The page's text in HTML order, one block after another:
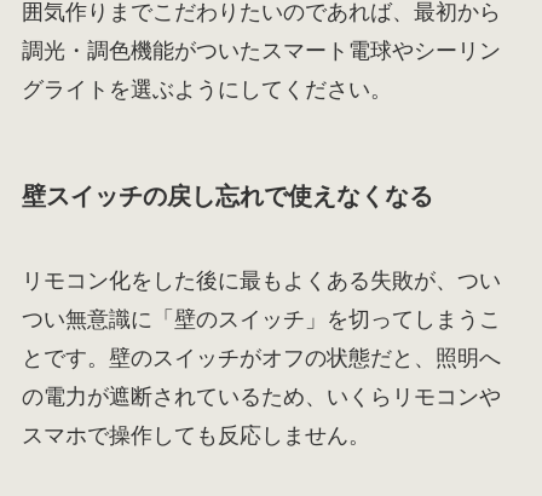
囲気作りまでこだわりたいのであれば、最初から
調光・調色機能がついたスマート電球やシーリン
グライトを選ぶようにしてください。
壁スイッチの戻し忘れで使えなくなる
リモコン化をした後に最もよくある失敗が、つい
つい無意識に「壁のスイッチ」を切ってしまうこ
とです。壁のスイッチがオフの状態だと、照明へ
の電力が遮断されているため、いくらリモコンや
スマホで操作しても反応しません。